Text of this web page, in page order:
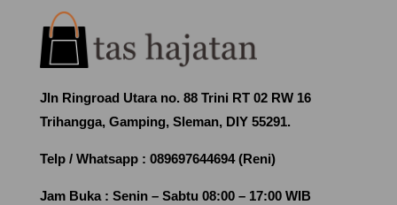
Jln Ringroad Utara no. 88 Trini RT 02 RW 16
Trihangga, Gamping, Sleman, DIY 55291.
Telp / Whatsapp : 089697644694 (Reni)
Jam Buka : Senin – Sabtu 08:00 – 17:00 WIB